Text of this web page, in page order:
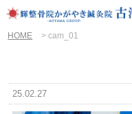
HOME >cam_01
25.02.27